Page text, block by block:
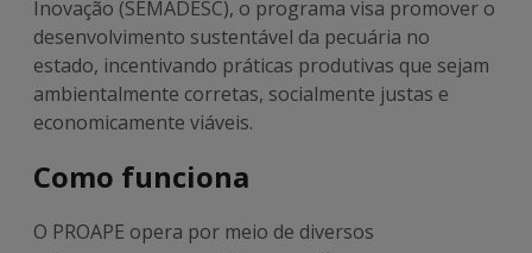
Inovação (SEMADESC), o programa visa promover o
desenvolvimento sustentável da pecuária no
estado, incentivando práticas produtivas que sejam
ambientalmente corretas, socialmente justas e
economicamente viáveis.
Como funciona
O PROAPE opera por meio de diversos